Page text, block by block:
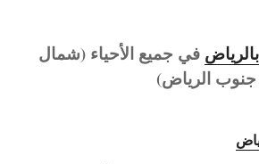
في جميع الأحياء (شمال
الرياض)